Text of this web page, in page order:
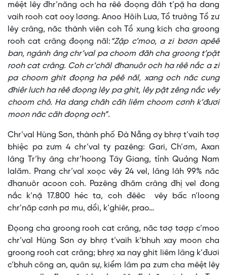
mêệt lêy đhr’năng och ha rêê đoọng đâh t’pặ ha dang
vaih rooh cat ooy lơơng. Anoo Hôih Lưa, Tổ trưởng Tổ zư
lêy crâng, năc thành viên coh Tổ xung kich cha groong
rooh cat crâng đoọng năl: “Zập c’moo, a zi bơơn apêê
ban, ngành âng chr’val pa choom đăh cha groong t’pặt
rooh cat crâng. Coh cr’chăl đhanuôr och ha rêê nắc a zi
pa choom ghit đoọng ha pêê năl, xang och năc cung
đhiêr lưch ha rêê đoọng lêy pa ghit, lêy pặt zêng nắc vêy
choom chô. Ha dang chăh căh liêm choom cơnh k’đươi
moon năc căh đoọng och”.
Chr’val Hùng Sơn, thành phố Đà Nẵng ơy bhrợ t’vaih tơợ
bhiệc pa zưm 4 chr’val ty pazêng: Gari, Ch’ơm, Axan
lâng Tr’hy âng chr’hoong Tây Giang, tỉnh Quảng Nam
lalăm. Prang chr’val xoọc vêy 24 vel, lâng lâh 99% năc
đhanuôr acoon coh. Pazêng đhăm crâng đhị vel đong
nắc k’nặ 17.800 héc ta, coh đêêc vêy bấc n’loong
chr’năp cơnh pơ mu, dổi, k’ghiêr, prao…
Đọong cha groong rooh cat crâng, năc tơợ tơợp c’moo
chr’val Hùng Sơn ơy bhrợ t’vaih k’bhuh xay moon cha
groong rooh cat crâng; bhrợ xa nay ghit liêm lâng k’đươi
c’bhuh công an, quân sự, kiểm lâm pa zưm cha mêệt lêy